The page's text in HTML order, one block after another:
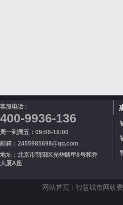
客服电话 :
400-9936-136
周一到周五：09:00-18:00
邮箱：2455985698@qq.com
地址：北京市朝阳区光华路甲8号和乔
大厦A座
网站首页 | 智慧城市网收